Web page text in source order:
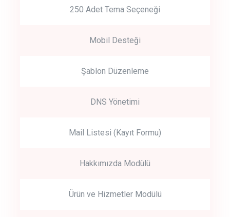
250 Adet Tema Seçeneği
Mobil Desteği
Şablon Düzenleme
DNS Yönetimi
Mail Listesi (Kayıt Formu)
Hakkımızda Modülü
Ürün ve Hizmetler Modülü